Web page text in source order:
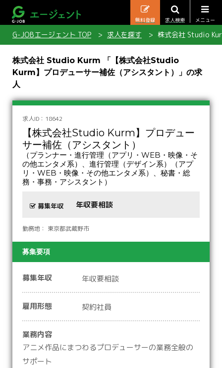
メニュー
求人検索
無料登録
G-JOBエージェント TOP 求人を探す 株式会社 Studio
株式会社 Studio Kurm 「【株式会社Studio
Kurm】プロデューサー補佐（アシスタント）」の求
人
求人ID：18642
【株式会社Studio Kurm】プロデュー
サー補佐（アシスタント）
（プランナー・進行管理（アプリ・WEB・映像・そ
の他エンタメ系）、進行管理（デザイン系）（アプ
リ・WEB・映像・その他エンタメ系）、秘書・総
務・事務・アシスタント）
募集年収 年収要相談
勤務地： 東京都武蔵野市
募集要項
募集年収 年収要相談
雇用形態 契約社員
業務内容
アニメ作品にまつわるプロデューサーの業務全般の
サポート